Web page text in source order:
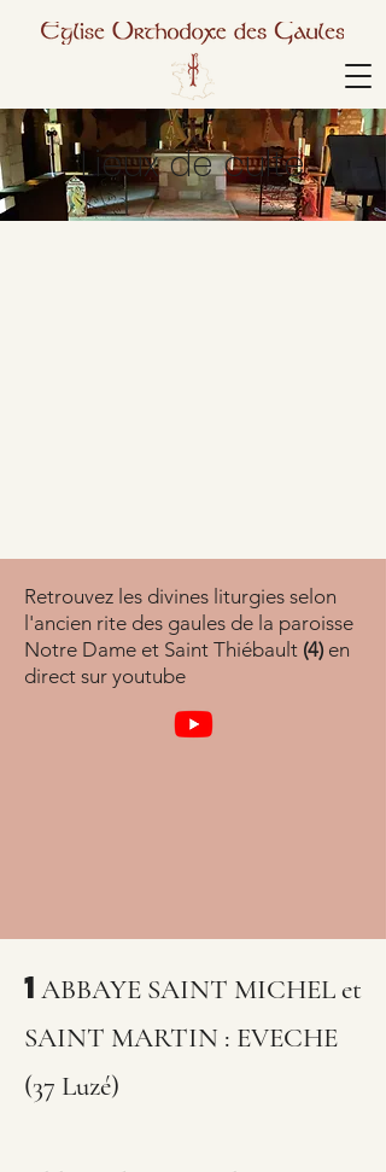
Lieux de culte
Retrouvez les divines liturgies selon
l'ancien rite des gaules de la paroisse
Notre Dame et Saint Thiébault (4) en
direct sur youtube
1 ABBAYE SAINT MICHEL et
SAINT MARTIN : EVECHE
(37 Luzé)